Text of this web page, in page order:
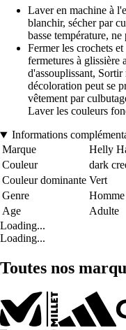
Laver en machine à
blanchir, sécher par
basse température, ne
Fermer les crochets
fermetures à glissière
d'assouplissant,
décoloration peut se
vêtement par
Laver les couleurs
Informations
Marque
Helly
Couleur
dark
Couleur dominante Vert
Genre
Homme
Age
Adulte
Loading...
Loading...
Toutes nos